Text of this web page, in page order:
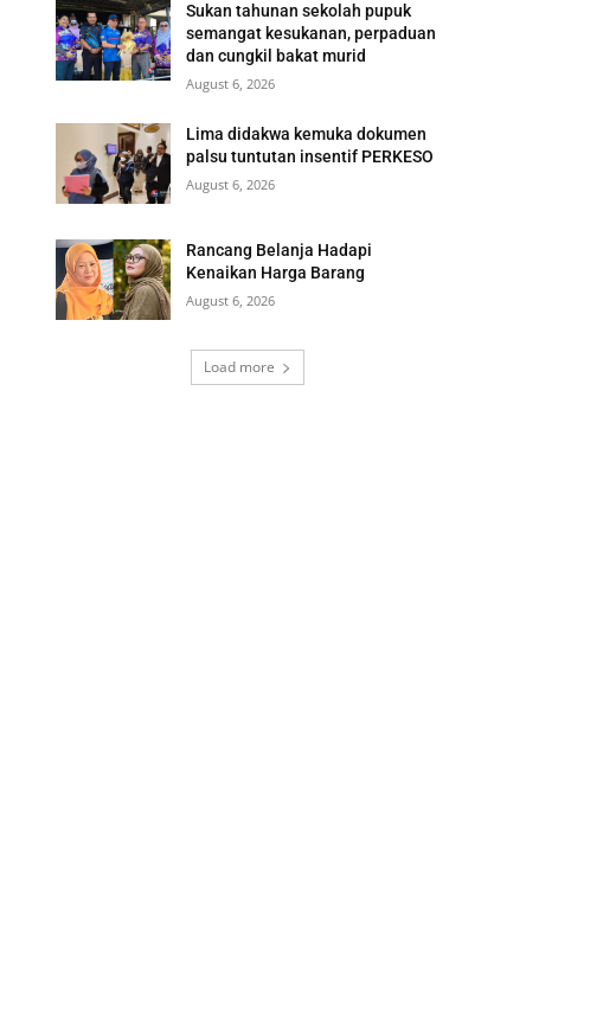
Sukan tahunan sekolah pupuk
semangat kesukanan, perpaduan
dan cungkil bakat murid
August 6, 2026
Lima didakwa kemuka dokumen
palsu tuntutan insentif PERKESO
August 6, 2026
Rancang Belanja Hadapi
Kenaikan Harga Barang
August 6, 2026
Load more